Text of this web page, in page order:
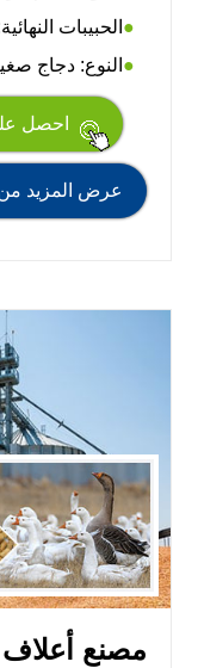
الحبيبات النهائية: 1.5 مم إلى
النوع: دجاج
احصل
عرض المزيد من
مصنع